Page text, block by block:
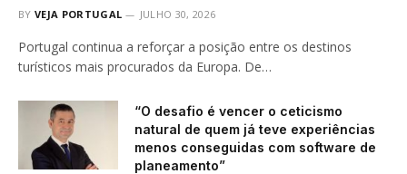
BY VEJA PORTUGAL JULHO 30, 2026
Portugal continua a reforçar a posição entre os destinos
turísticos mais procurados da Europa. De…
“O desafio é vencer o ceticismo
natural de quem já teve experiências
menos conseguidas com software de
planeamento”